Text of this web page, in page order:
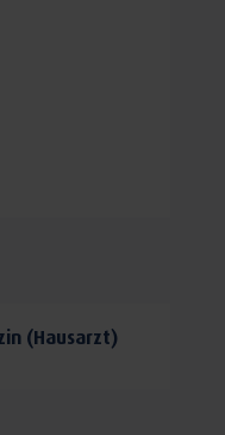
(Hausarzt)